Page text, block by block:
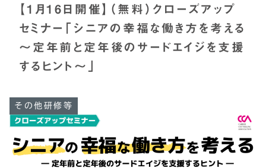
【1月16日開催】（無料）クローズアップ
セミナー「シニアの幸福な働き方を考える
～定年前と定年後のサードエイジを支援
するヒント～」
その他研修等